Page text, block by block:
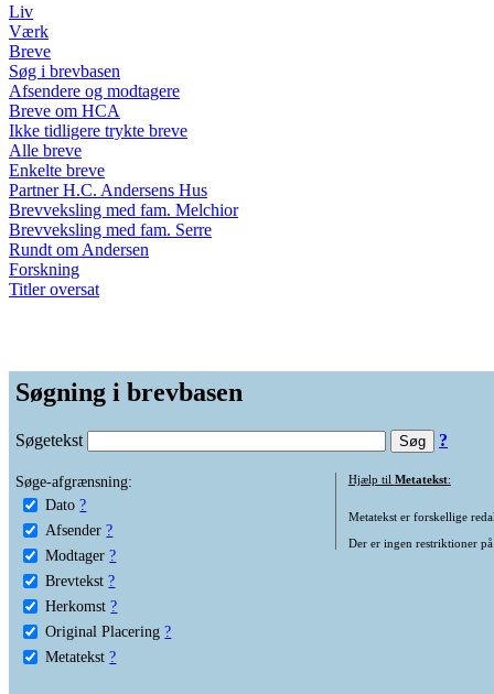
Liv
Værk
Breve
Søg i brevbasen
Afsendere og modtagere
Breve om HCA
Ikke tidligere trykte breve
Alle breve
Enkelte breve
Partner H.C. Andersens Hus
Brevveksling med fam. Melchior
Brevveksling med fam. Serre
Rundt om Andersen
Forskning
Titler oversat
Søgning i brevbasen
Søgetekst ?
Søge-afgrænsning:
Dato ?
Afsender ?
Modtager ?
Brevtekst ?
Herkomst ?
Original Placering ?
Metatekst ?
Hjælp til Metatekst:
Metatekst er forskellige
Der er ingen restriktioner